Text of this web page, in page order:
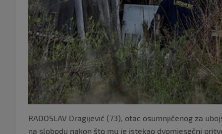
RADOSLAV Dragijević (73), otac osumnjičenog za
na slobodu nakon što mu je istekao dvomjesečni